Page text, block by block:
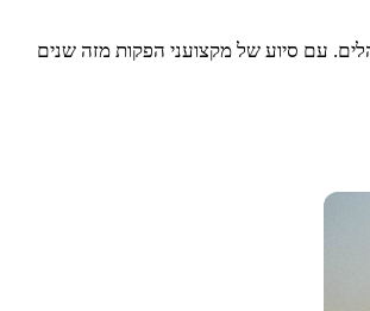
עם סיוע של מקצועני הפקות מזה שנים